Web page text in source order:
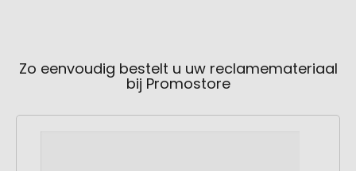
Zo eenvoudig bestelt u uw reclamemateriaal
bij Promostore